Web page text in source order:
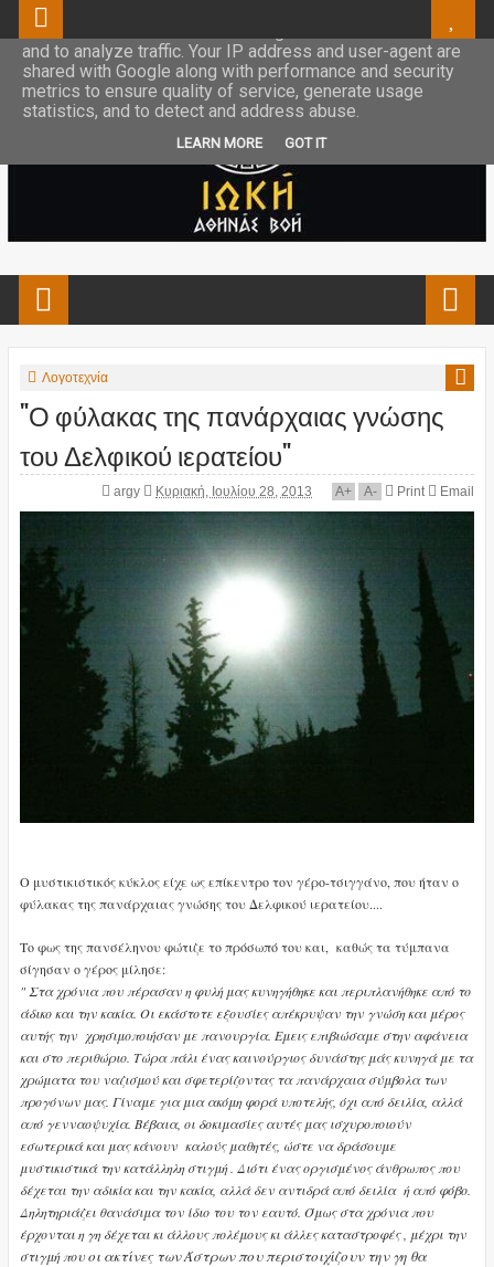
Λογοτεχνία
"Ο φύλακας της πανάρχαιας γνώσης
του Δελφικού ιερατείου"
argy Κυριακή, Ιουλίου 28, 2013 A+ A- Print Email
Ο μυστικιστικός κύκλος είχε ως επίκεντρο τον γέρο-τσιγγάνο, που ήταν ο
φύλακας της πανάρχαιας γνώσης του Δελφικού ιερατείου....
Το φως της πανσέληνου φώτιζε το πρόσωπό του και, καθώς τα τύμπανα
σίγησαν ο γέρος μίλησε:
" Στα χρόνια που πέρασαν η φυλή μας κυνηγήθηκε και περιπλανήθηκε από το
άδικο και την κακία. Οι εκάστοτε εξουσίες απέκρυψαν την γνώση και μέρος
αυτής την χρησιμοποιήσαν με πανουργία. Εμεις επιβιώσαμε στην αφάνεια
και στο περιθώριο. Τώρα πάλι ένας καινούργιος δυνάστης μάς κυνηγά με τα
χρώματα του ναζισμού και σφετερίζοντας τα πανάρχαια σύμβολα των
προγόνων μας. Γίναμε για μια ακόμη φορά υποτελής, όχι από δειλία, αλλά
από γενναοψυχία. Βέβαια, οι δοκιμασίες αυτές μας ισχυροποιούν
εσωτερικά και μας κάνουν καλούς μαθητές, ώστε να δράσουμε
μυστικιστικά την κατάλληλη στιγμή . Διότι ένας οργισμένος άνθρωπος που
δέχεται την αδικία και την κακία, αλλά δεν αντιδρά από δειλία ή από φόβο.
Δηλητηριάζει θανάσιμα τον ίδιο του τον εαυτό. Όμως στα χρόνια που
έρχονται η γη δέχεται κι άλλους πολέμους κι άλλες καταστροφές , μέχρι την
στιγμή πουοι ακτίνες των Άστρων που περιστοιχίζουν την γη θα
This site uses cookies from Google to deliver its services
and to analyze traffic. Your IP address and user-agent are
shared with Google along with performance and security
metrics to ensure quality of service, generate usage
statistics, and to detect and address abuse.
LEARN MORE GOT IT